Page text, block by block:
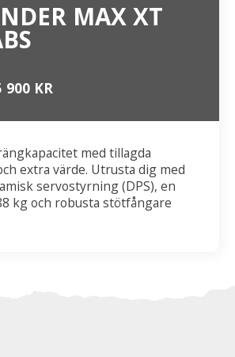
MAX XT
900 KR
med tillagda
extra värde. Utrusta dig med
servostyrning (DPS), en
kg och robusta stötfångare